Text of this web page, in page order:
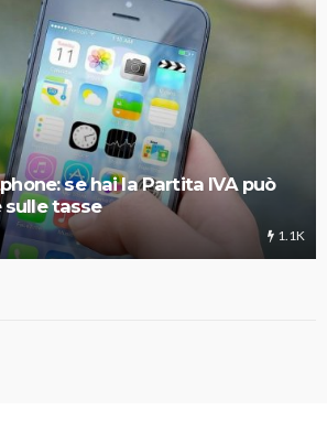
se hai la Partita IVA può
tasse
1.1K